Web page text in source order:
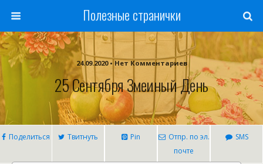
Полезные странички
24.09.2020 • Нет Комментариев
25 Сентября Змеиный День
Поделиться Твитнуть Pin
Отпр. по эл.
почте
SMS